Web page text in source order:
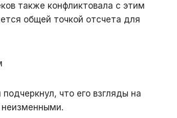
также конфликтовала с этим
общей точкой отсчета для
что его взгляды на
неизменными.